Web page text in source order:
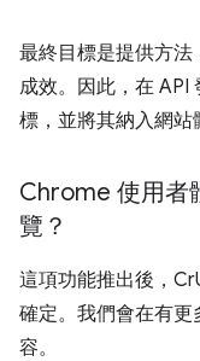
最終目標是提供方
成效。因此，在 API
標，並將其納入網站
Chrome 使用者
覽？
這項功能推出後，
確定。我們會在有更
容。